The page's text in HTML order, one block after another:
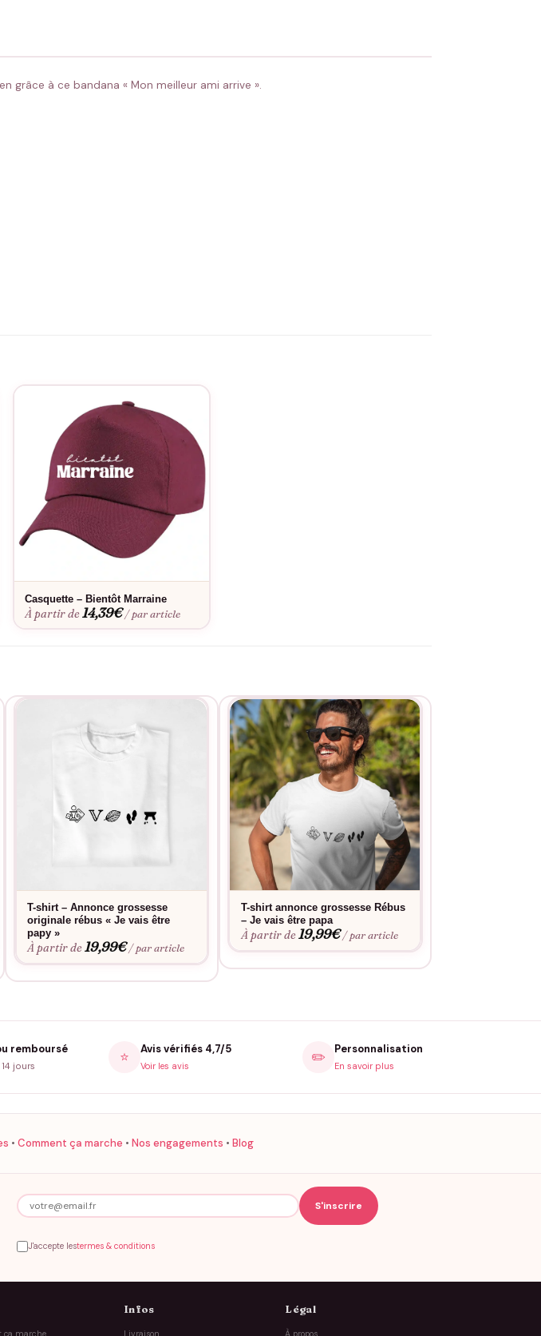
grâce à ce bandana « Mon meilleur ami arrive ».
Casquette – Bientôt Marraine
À partir de14,39€ / par article
T-shirt – Annonce grossesse
originale rébus « Je vais être
papy »
À partir de19,99€ / par article
T-shirt annonce grossesse Rébus
– Je vais être papa
À partir de19,99€ / par article
remboursé
jours
⭐ Avis vérifiés 4,7/5
Voir les avis ✏️ Personnalisation
En savoir plus
• Comment ça marche • Nos engagements • Blog
J'accepte lestermes & conditions
Infos Légal